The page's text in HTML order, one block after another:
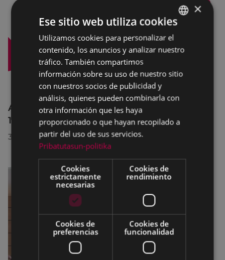
Afecciones al tráfico en la calle Egogain del
10 al 23 de agosto, por motivo de obras
30/07/2026
BASQUE
SPANISH
×
Ese sitio web utiliza cookies
Utilizamos cookies para personalizar el
contenido, los anuncios y analizar nuestro
tráfico. También compartimos
información sobre su uso de nuestro sitio
con nuestros socios de publicidad y
análisis, quienes pueden combinarla con
otra información que les haya
proporcionado o que hayan recopilado a
partir del uso de sus servicios.
Pribatutasun-politika
Cookies
estrictamente
necesarias
Cookies de
rendimiento
Cookies de
preferencias
Cookies de
funcionalidad